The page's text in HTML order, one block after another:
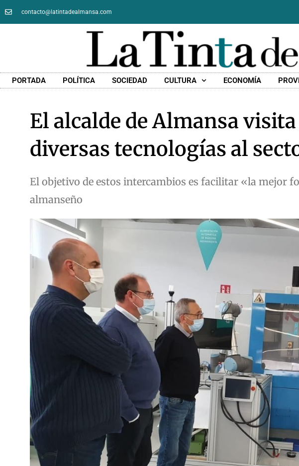
contacto@latintadealmansa.com
PORTADA POLÍTICA SOCIEDAD CULTURA ECONOMÍA
El alcalde de Almansa
diversas tecnologías al
El objetivo de estos intercambios es facilitar «la mejor
almanseño